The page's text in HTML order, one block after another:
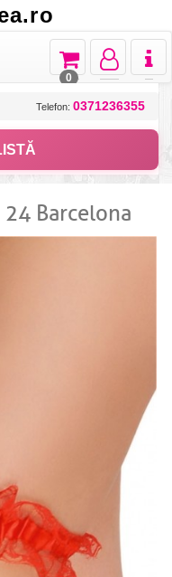
Toggle
Toggle
navigation
Toggle
navigation
0
Telefon: 0371236355
Barcelona